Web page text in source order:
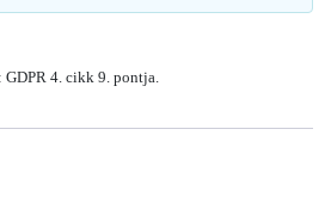
4. cikk 9. pontja.